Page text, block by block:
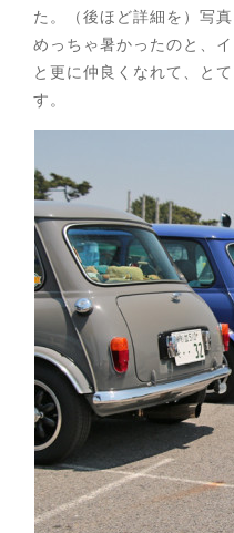
た。（後ほど詳細を）写
めっちゃ暑かったのと、
と更に仲良くなれて、と
す。